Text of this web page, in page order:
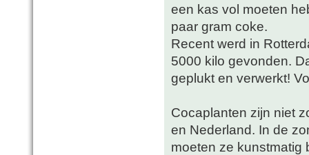
een kas vol moeten
paar gram coke.
Recent werd in
5000 kilo gevonden.
geplukt en verwerkt!
Cocaplanten zijn niet
en Nederland. In de
moeten ze kunstmatig